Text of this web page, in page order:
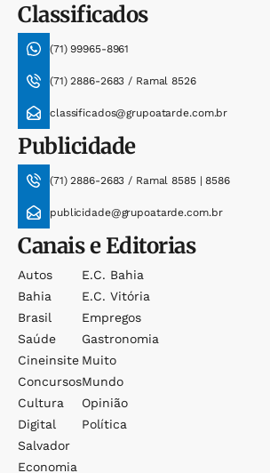
Classificados
(71) 99965-8961
(71) 2886-2683 / Ramal 8526
classificados@grupoatarde.com.br
Publicidade
(71) 2886-2683 / Ramal 8585 | 8586
publicidade@grupoatarde.com.br
Canais e Editorias
Autos
Bahia
Brasil
Saúde
Cineinsite
Concursos
Cultura
Digital
Salvador
Economia
E.c. Bahia
E.c. Vitória
Empregos
Gastronomia
Muito
Mundo
Opinião
Política